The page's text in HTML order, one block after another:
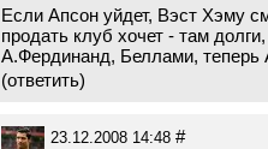
Если Апсон уйдет, Вэст Хэму
продать клуб хочет - там
А.Фердинанд, Беллами, теперь
(ответить)
23.12.2008 14:48 #